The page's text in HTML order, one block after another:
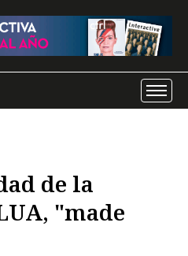
de la
"made